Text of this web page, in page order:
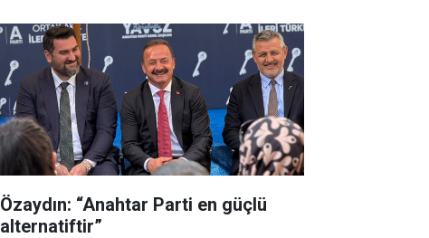
Özaydın: “Anahtar Parti en güçlü
alternatiftir”